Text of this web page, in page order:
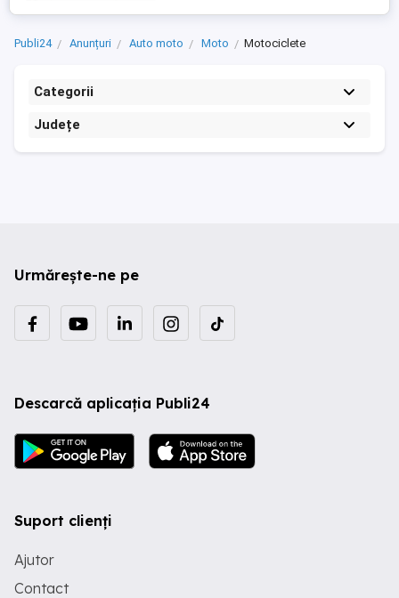
Publi24 Anunțuri Auto moto Moto Motociclete
Categorii
Județe
Urmărește-ne pe
Descarcă aplicația Publi24
Suport clienți
Ajutor
Contact